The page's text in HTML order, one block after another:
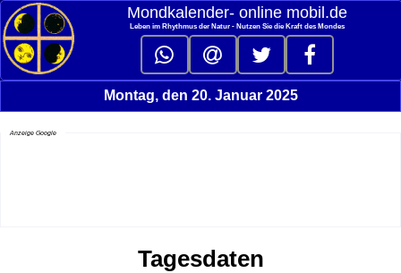
Mondkalender‑ online mobil.de
Leben im Rhythmus der Natur - Nutzen Sie die Kraft des Mondes
Montag, den 20. Januar 2025
Anzeige Google
Tagesdaten